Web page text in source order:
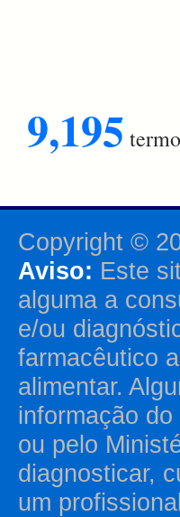
9,195
Copyright ©
Aviso: Este
alguma a
e/ou
farmacêutico
alimentar.
informação
ou pelo
diagnosticar,
um